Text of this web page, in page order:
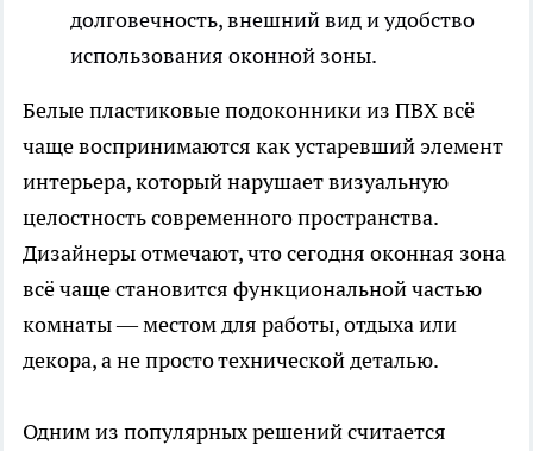
долговечность, внешний вид и удобство
использования оконной зоны.
Белые пластиковые подоконники из ПВХ всё
чаще воспринимаются как устаревший элемент
интерьера, который нарушает визуальную
целостность современного пространства.
Дизайнеры отмечают, что сегодня оконная зона
всё чаще становится функциональной частью
комнаты — местом для работы, отдыха или
декора, а не просто технической деталью.
Одним из популярных решений считается